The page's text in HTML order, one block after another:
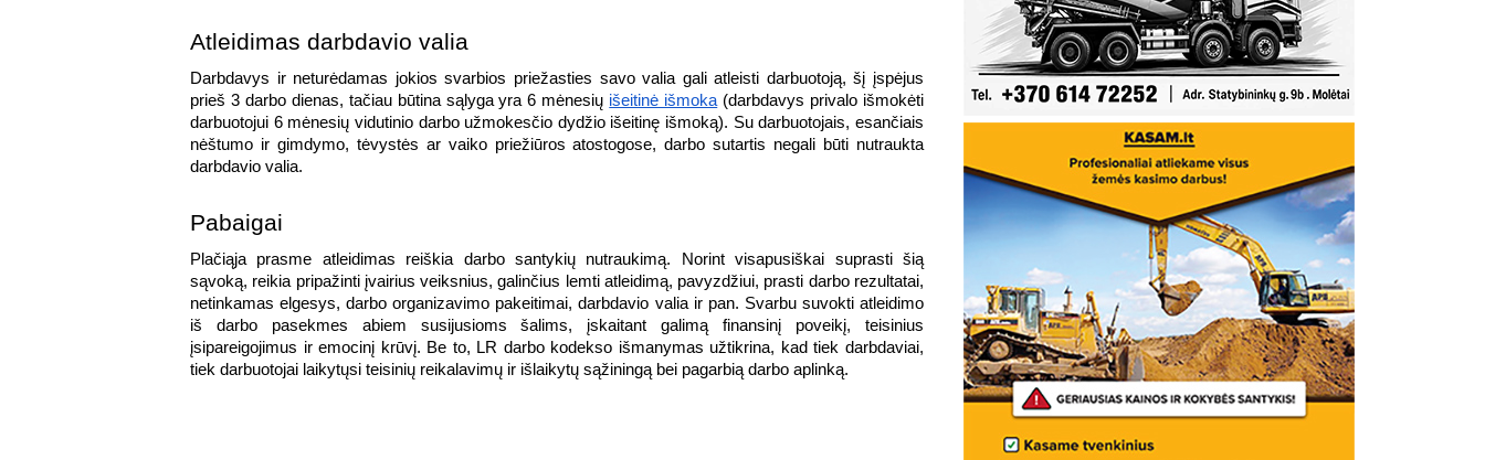
Atleidimas darbdavio valia
Darbdavys ir neturėdamas jokios svarbios priežasties savo valia gali atleisti darbuotoją, šį įspėjus
prieš 3 darbo dienas, tačiau būtina sąlyga yra 6 mėnesių išeitinė išmoka (darbdavys privalo išmokėti
darbuotojui 6 mėnesių vidutinio darbo užmokesčio dydžio išeitinę išmoką). Su darbuotojais, esančiais
nėštumo ir gimdymo, tėvystės ar vaiko priežiūros atostogose, darbo sutartis negali būti nutraukta
darbdavio valia.
Pabaigai
Plačiąja prasme atleidimas reiškia darbo santykių nutraukimą. Norint visapusiškai suprasti šią
sąvoką, reikia pripažinti įvairius veiksnius, galinčius lemti atleidimą, pavyzdžiui, prasti darbo rezultatai,
netinkamas elgesys, darbo organizavimo pakeitimai, darbdavio valia ir pan. Svarbu suvokti atleidimo
iš darbo pasekmes abiem susijusioms šalims, įskaitant galimą finansinį poveikį, teisinius
įsipareigojimus ir emocinį krūvį. Be to, LR darbo kodekso išmanymas užtikrina, kad tiek darbdaviai,
tiek darbuotojai laikytųsi teisinių reikalavimų ir išlaikytų sąžiningą bei pagarbią darbo aplinką.